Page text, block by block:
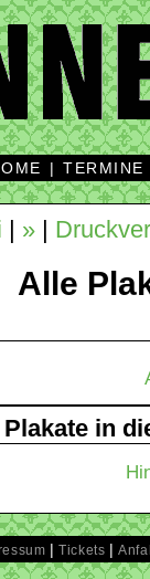
|TERMINE
»
Alle
in
|Tickets |